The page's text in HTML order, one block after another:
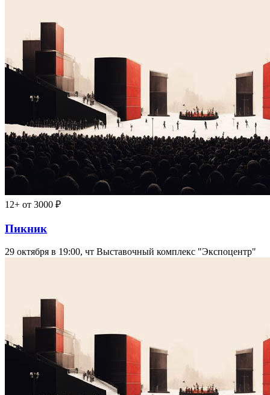
12+ от 3000 ₽
Пикник
29 октября в 19:00, чт Выставочный комплекс "Экспоцентр"